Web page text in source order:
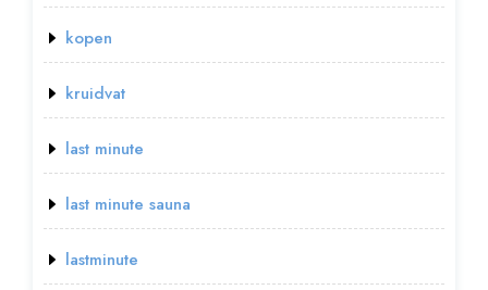
kopen
kruidvat
last minute
last minute sauna
lastminute